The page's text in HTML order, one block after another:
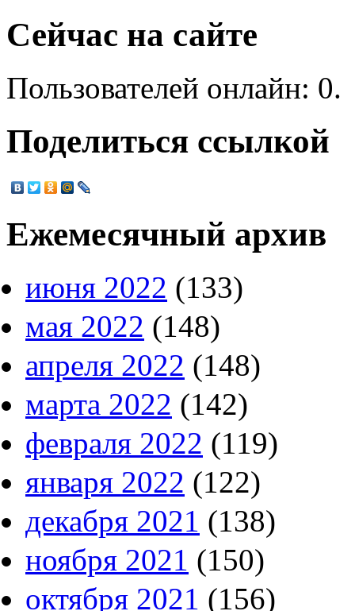
Сейчас на сайте
Пользователей онлайн: 0.
Поделиться ссылкой
Ежемесячный архив
июня 2022 (133)
мая 2022 (148)
апреля 2022 (148)
марта 2022 (142)
февраля 2022 (119)
января 2022 (122)
декабря 2021 (138)
ноября 2021 (150)
октября 2021 (156)